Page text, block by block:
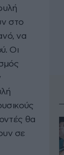
στο
να
Οι
θα
σε